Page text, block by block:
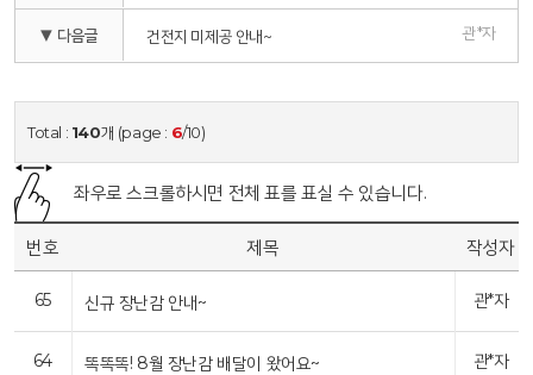
▼ 다음글 건전지 미제공 안내~ 관*자
Total : 140개 (page : 6/10)
좌우로 스크롤하시면 전체 표를 표실 수 있습니다.
번호 제목 작성자
65 신규 장난감 안내~ 관*자
64 똑똑똑! 8월 장난감 배달이 왔어요~ 관*자